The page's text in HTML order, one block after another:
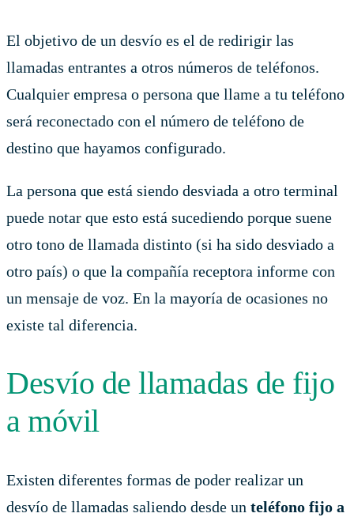
El objetivo de un desvío es el de redirigir las
llamadas entrantes a otros números de teléfonos.
Cualquier empresa o persona que llame a tu teléfono
será reconectado con el número de teléfono de
destino que hayamos configurado.
La persona que está siendo desviada a otro terminal
puede notar que esto está sucediendo porque suene
otro tono de llamada distinto (si ha sido desviado a
otro país) o que la compañía receptora informe con
un mensaje de voz. En la mayoría de ocasiones no
existe tal diferencia.
Desvío de llamadas de fijo
a móvil
Existen diferentes formas de poder realizar un
desvío de llamadas saliendo desde un teléfono fijo a